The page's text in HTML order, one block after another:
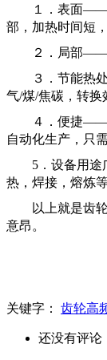
１．表面
部，加热时间短
２．局部
３．节能热
气/煤/焦碳 ， 转换
４． 便捷
自动化生产 ， 只
5 ． 设备用途
热，焊接，熔炼等
以上就是齿
意昂。
关键字： 齿轮高
还没有评论